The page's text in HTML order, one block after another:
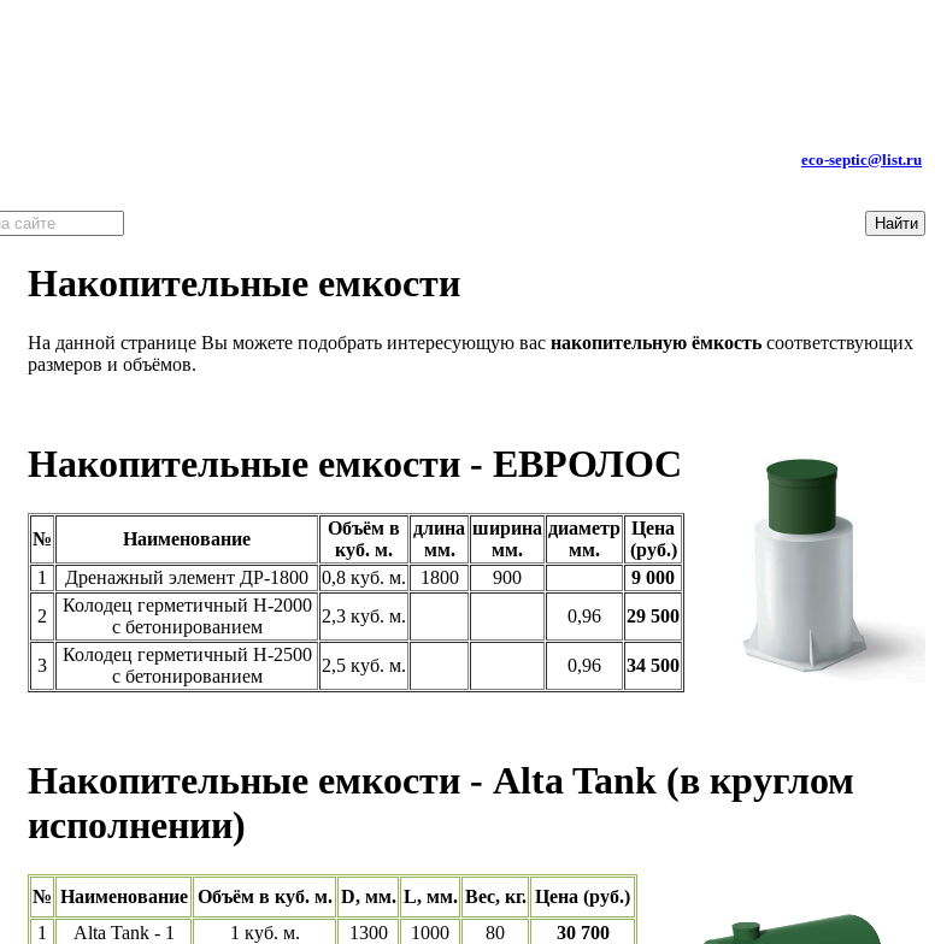
eco-septic@list.ru
Накопительные емкости
На данной странице Вы можете подобрать интересующую вас накопительную ёмкость соответствующих
размеров и объёмов.
Накопительные емкости - ЕВРОЛОС
№ Наименование
Объём в
куб. м.
длина
мм.
ширина
мм.
диаметр
мм.
Цена
(руб.)
1
Дренажный элемент ДР-1800 0,8 куб. м. 1800 900
9 000
2
Колодец герметичный Н-2000
с бетонированием
2,3 куб. м. 0,96 29 500
3
Колодец герметичный Н-2500
с бетонированием
2,5 куб. м. 0,96 34 500
Накопительные емкости - Alta Tank (в круглом
исполнении)
№ Наименование Объём в куб. м. D, мм. L, мм. Вес, кг. Цена (руб.)
1
Alta Tank - 1 1 куб. м. 1300 1000 80
30 700